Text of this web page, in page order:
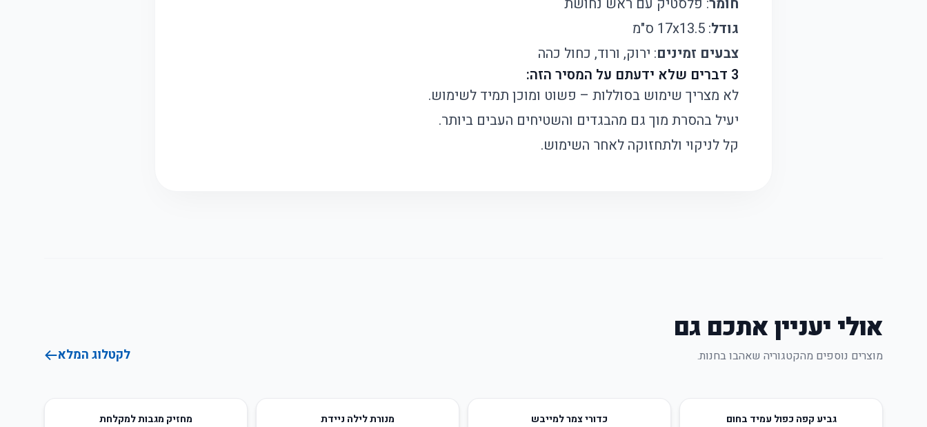
גודל: 17x13.5 ס"מ
צבעים זמינים: ירוק, ורוד, כחול כהה​
3 דברים שלא ידעתם על המסיר הזה:
לא מצריך שימוש בסוללות – פשוט ומוכן תמיד לשימוש.
יעיל בהסרת מוך גם מהבגדים והשטיחים העבים ביותר.
קל לניקוי ולתחזוקה לאחר השימוש.
אולי יעניין אתכם גם
מוצרים נוספים מהקטגוריה שאהבו בחנות. לקטלוג המלא
גביע קפה כפול עמיד בחום כדורי צמר למייבש מנורת לילה ניידת מחזיק מגבות למקלחת